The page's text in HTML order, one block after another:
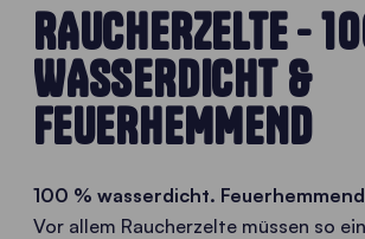
RAUCHERZELTE -
WASSERDICHT &
FEUERHEMMEND
100 % wasserdicht.
Vor allem Raucherzelte müssen so